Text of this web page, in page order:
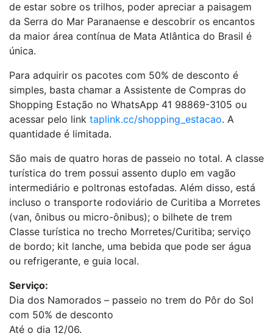
de estar sobre os trilhos, poder apreciar a paisagem
da Serra do Mar Paranaense e descobrir os encantos
da maior área contínua de Mata Atlântica do Brasil é
única.
Para adquirir os pacotes com 50% de desconto é
simples, basta chamar a Assistente de Compras do
Shopping Estação no WhatsApp 41 98869-3105 ou
acessar pelo link taplink.cc/shopping_estacao. A
quantidade é limitada.
São mais de quatro horas de passeio no total. A classe
turística do trem possui assento duplo em vagão
intermediário e poltronas estofadas. Além disso, está
incluso o transporte rodoviário de Curitiba a Morretes
(van, ônibus ou micro-ônibus); o bilhete de trem
Classe turística no trecho Morretes/Curitiba; serviço
de bordo; kit lanche, uma bebida que pode ser água
ou refrigerante, e guia local.
Serviço:
Dia dos Namorados – passeio no trem do Pôr do Sol
com 50% de desconto
Até o dia 12/06.